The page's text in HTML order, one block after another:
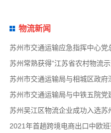
物流新闻
苏州市交通运输应急指挥中心
苏州常熟获得“江苏省农村物流
苏州市交通运输局与中铁五院
苏州吴江区物流企业成功入选
2021年首趟跨境电商出口中欧